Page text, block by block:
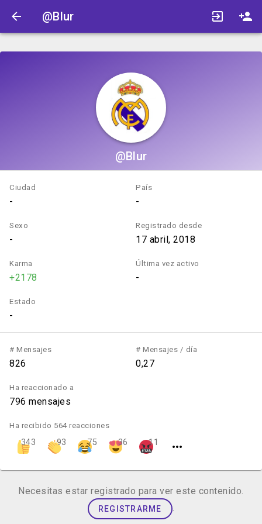
@Blur
@Blur
Ciudad
-
País
-
Sexo
-
Registrado desde
17 abril, 2018
Karma
+2178
Última vez activo
-
Estado
-
# Mensajes
826
# Mensajes / día
0,27
Ha reaccionado a
796 mensajes
Ha recibido 564 reacciones
343 93 75 36 11
Necesitas estar registrado para ver este contenido.
REGISTRARME .